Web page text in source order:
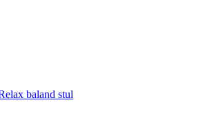
baland stul